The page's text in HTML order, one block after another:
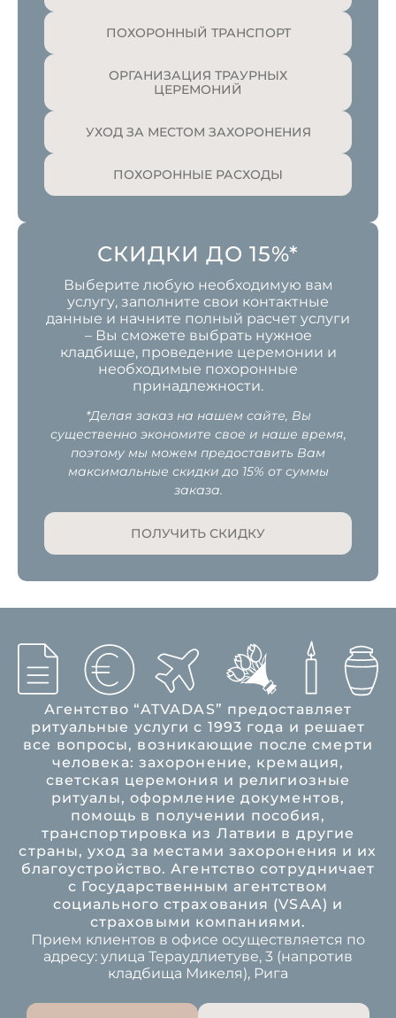
ПОХОРОННЫЙ ТРАНСПОРТ
ОРГАНИЗАЦИЯ ТРАУРНЫХ
ЦЕРЕМОНИЙ
УХОД ЗА МЕСТОМ ЗАХОРОНЕНИЯ
ПОХОРОННЫЕ РАСХОДЫ
СКИДКИ ДО 15%*
Выберите любую необходимую вам
услугу, заполните свои контактные
данные и начните полный расчет услуги
– Вы сможете выбрать нужное
кладбище, проведение церемонии и
необходимые похоронные
принадлежности.
*Делая заказ на нашем сайте, Вы
существенно экономите свое и наше время,
поэтому мы можем предоставить Вам
максимальные скидки до 15% от суммы
заказа.
ПОЛУЧИТЬ СКИДКУ
Агентство “ATVADAS” предоставляет
ритуальные услуги с 1993 года и решает
все вопросы, возникающие после смерти
человека: захоронение, кремация,
светская церемония и религиозные
ритуалы, оформление документов,
помощь в получении пособия,
транспортировка из Латвии в другие
страны, уход за местами захоронения и их
благоустройство. Агентство сотрудничает
с Государственным агентством
социального страхования (VSAA) и
страховыми компаниями.
Прием клиентов в офисе осуществляется по
адресу: улица Тераудлиетуве, 3 (напротив
кладбища Микеля), Рига